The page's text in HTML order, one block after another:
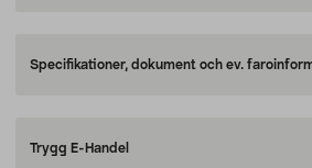
Specifikationer, dokument och ev.
Trygg E-Handel